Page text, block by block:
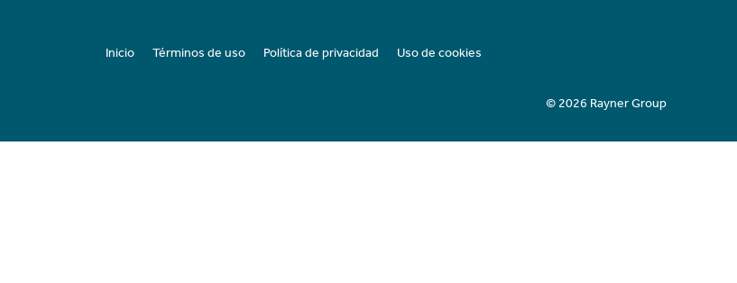
Inicio Términos de uso Política de privacidad Uso de cookies
© 2026 Rayner Group